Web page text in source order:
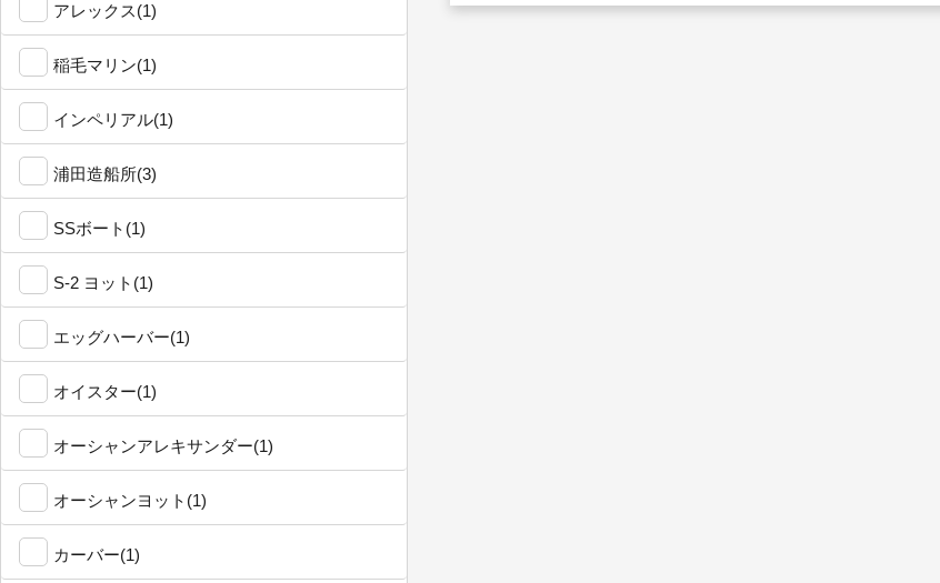
アレックス(1)
稲毛マリン(1)
インペリアル(1)
浦田造船所(3)
SSボート(1)
S-2 ヨット(1)
エッグハーバー(1)
オイスター(1)
オーシャンアレキサンダー(1)
オーシャンヨット(1)
カーバー(1)